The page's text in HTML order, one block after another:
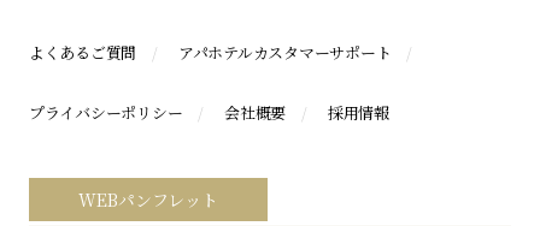
よくあるご質問 アパホテルカスタマーサポート
プライバシーポリシー 会社概要 採用情報
WEBパンフレット